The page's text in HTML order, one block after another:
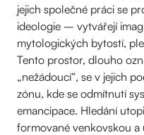
jejich společné práci se
ideologie – vytvářejí
mytologických bytostí,
Tento prostor, dlouho
„nežádoucí“, se v jejich
zónu, kde se odmítnutí
emancipace. Hledání
formované venkovskou a